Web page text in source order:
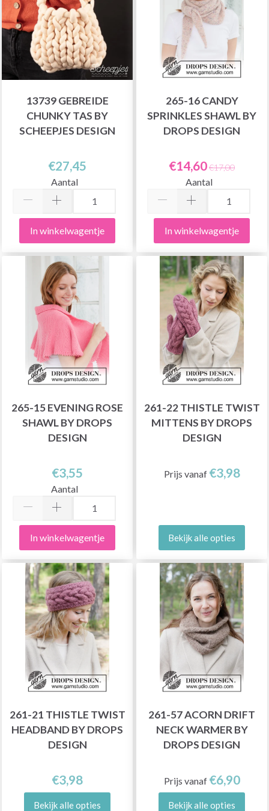
13739 GEBREIDE
CHUNKY TAS BY
SCHEEPJES DESIGN
€27,45
Aantal
In winkelwagentje
265-16 CANDY
SPRINKLES SHAWL BY
DROPS DESIGN
€14,60€17,00
Aantal
In winkelwagentje
265-15 EVENING ROSE
SHAWL BY DROPS
DESIGN
€3,55
Aantal
In winkelwagentje
261-22 THISTLE TWIST
MITTENS BY DROPS
DESIGN
Prijs vanaf €3,98
Bekijk alle opties
261-21 THISTLE TWIST
HEADBAND BY DROPS
DESIGN
€3,98
Bekijk alle opties
261-57 ACORN DRIFT
NECK WARMER BY
DROPS DESIGN
Prijs vanaf €6,90
Bekijk alle opties